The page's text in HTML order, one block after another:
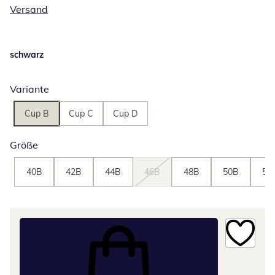
Versand
schwarz
Variante
Cup B Cup C Cup D
Größe
40B 42B 44B 46B 48B 50B